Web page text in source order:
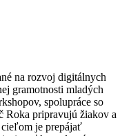
na rozvoj digitálnych
gramotnosti mladých
spolupráce so
Roka pripravujú žiakov a
je prepájať